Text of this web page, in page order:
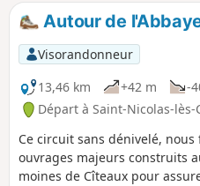
dominicale en famille. Attention, sentiers disparus, voir les
avis, modifications en cours
Autour de
Visorandonneur
13,46 km
+42 m -
Départ à Saint-Nicolas-lès-
Ce circuit sans dénivelé,
ouvrages majeurs construits
moines de Cîteaux pour